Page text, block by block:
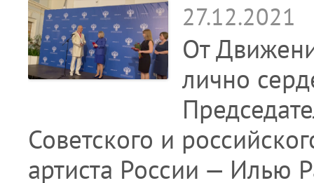
27.12.2021
От
лично
Советского и
артиста России — Илью